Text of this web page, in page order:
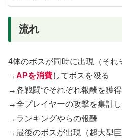
流れ
4体のボスが同時に出現（それ
→APを消費してボスを殴る
→各戦闘でそれぞれ報酬を獲
→全プレイヤーの攻撃を集計
→ランキングやらの報酬
→最後のボスが出現（超大型巨